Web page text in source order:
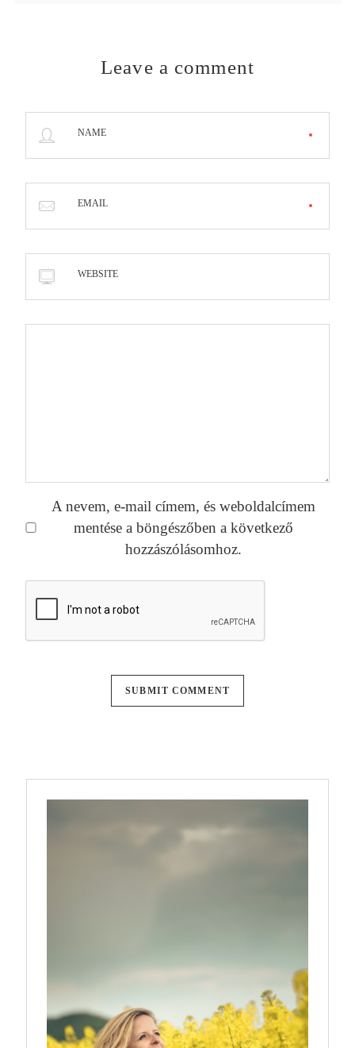
Leave a comment
NAME
EMAIL
WEBSITE
A nevem, e-mail címem, és weboldalcímem
mentése a böngészőben a következő
hozzászólásomhoz.